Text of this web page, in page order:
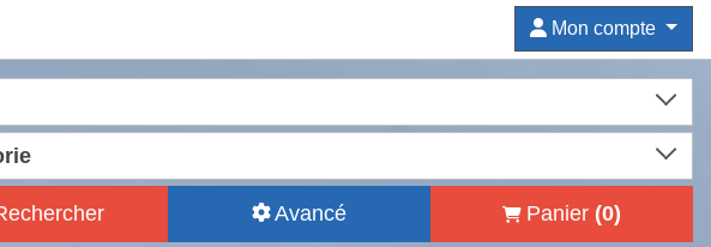
Mon compte
Avancé Panier (0)